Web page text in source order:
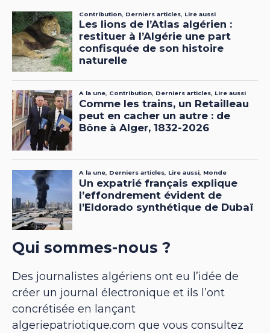
Qui sommes-nous ?
Des journalistes algériens ont eu l’idée de
créer un journal électronique et ils l’ont
concrétisée en lançant
algeriepatriotique.com que vous consultez